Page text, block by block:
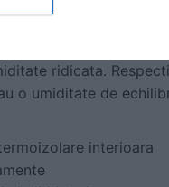
solida si sunt
ridicata.
o umiditate de
interioara